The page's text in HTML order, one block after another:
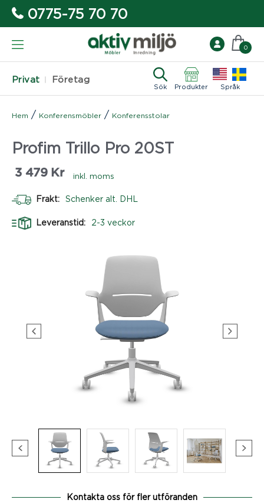
0775-75 70 70
Privat Företag
Sök Produkter Språk
0
Hem / Konferensmöbler / Konferensstolar
Profim Trillo Pro 20ST
3 479 Kr inkl. moms
Frakt: Schenker alt. DHL
Leveranstid: 2-3 veckor
Kontakta oss för fler utföranden